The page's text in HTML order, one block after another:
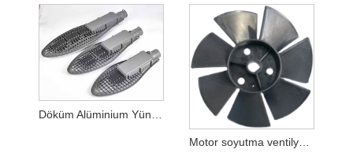
Motor soyutma ventilyatoru